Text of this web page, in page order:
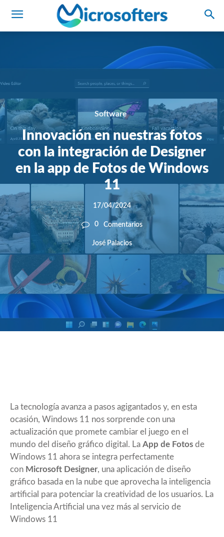
Software
Innovación en nuestras fotos
con la integración de Designer
en la app de Fotos de Windows
11
17/04/2024
0 Comentarios
José Palacios
La tecnología avanza a pasos agigantados y, en esta
ocasión, Windows 11 nos sorprende con una
actualización que promete cambiar el juego en el
mundo del diseño gráfico digital. La App de Fotos de
Windows 11 ahora se integra perfectamente
con Microsoft Designer, una aplicación de diseño
gráfico basada en la nube que aprovecha la inteligencia
artificial para potenciar la creatividad de los usuarios. La
Inteligencia Artificial una vez más al servicio de
Windows 11